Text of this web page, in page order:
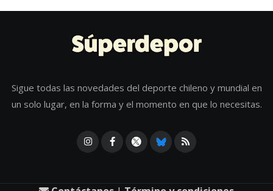
Sigue todas las novedades del deporte chileno y mundial en
un solo lugar, en la forma y el momento en que lo necesitas.